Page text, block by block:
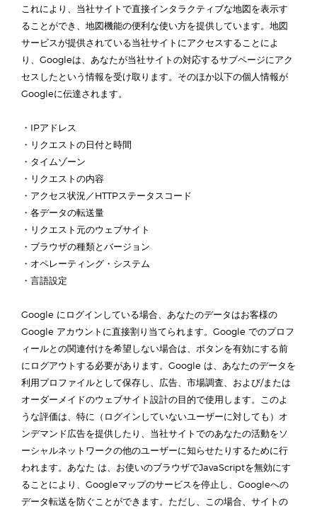
これにより、当社サイトで直接インタラクティブな地図を表示す
ることができ、地図機能の便利な使い方を提供しています。地図
サービスが提供されている当社サイトにアクセスすることによ
り、Googleは、あなたが当社サイトの対応するサブページにアク
セスしたという情報を受け取ります。そのほか以下の個人情報が
Googleに伝達されます。
・IPアドレス
・リクエストの日付と時間
・タイムゾーン
・リクエストの内容
・アクセス状況／HTTPステータスコード
・各データの転送量
・リクエスト元のウェブサイト
・ブラウザの種類とバージョン
・オペレーティング・システム
・言語設定
Google にログインしている場合、あなたのデータはお客様の
Google アカウントに直接割り当てられます。Google でのプロフ
ィールとの関連付けを希望しない場合は、ボタンを有効にする前
にログアウトする必要があります。Google は、あなたのデータを
利用プロファイルとして保存し、広告、市場調査、および/または
オーダーメイドのウェブサイト設計の目的で使用します。このよ
うな評価は、特に（ログインしていないユーザーに対しても）オ
ンデマンド広告を提供したり、当社サイトでのあなたの活動をソ
ーシャルネットワークの他のユーザーに知らせたりするために行
われます。あなた は、お使いのブラウザでJavaScriptを無効にす
ることにより、Googleマップのサービスを停止し、Googleへの
データ転送を防ぐことができます。ただし、この場合、サイトの